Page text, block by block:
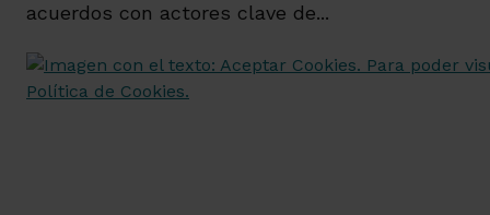
acuerdos con actores clave de...